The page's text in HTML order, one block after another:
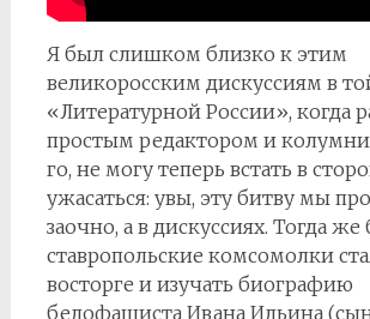
Я был слишком близко к этим
великоросским дискуссиям в
«Литературной России», когда
простым редактором и
го, не могу теперь встать в
ужасаться: увы, эту битву мы
заочно, а в дискуссиях. Тогда
ставропольские комсомолки
восторге и изучать биографию
белофашиста Ивана Ильина